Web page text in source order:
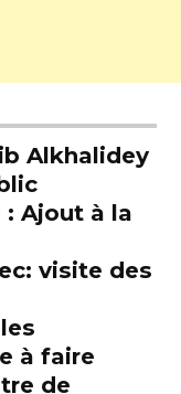
Alkhalidey
: Ajout à la
visite des
à faire
de